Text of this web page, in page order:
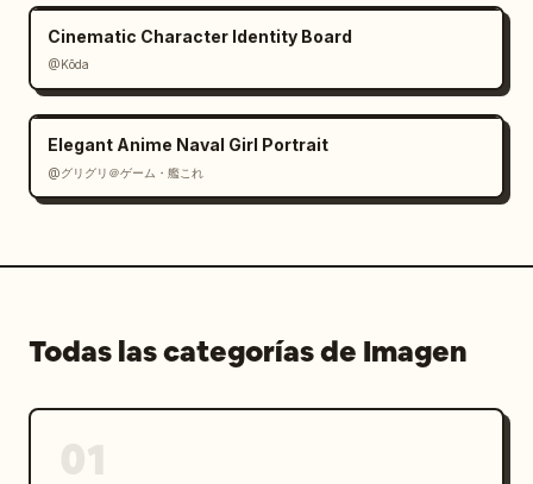
Cinematic Character Identity Board
@Kōda
Elegant Anime Naval Girl Portrait
@グリグリ＠ゲーム・艦これ
Todas las categorías de Imagen